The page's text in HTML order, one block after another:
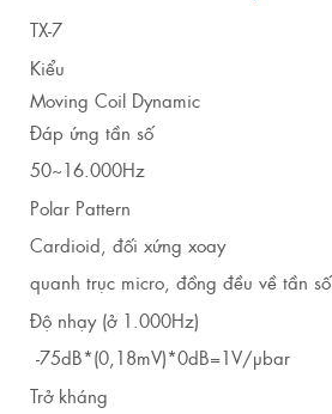
TX-7
Kiểu
Moving Coil Dynamic
Đáp ứng tần số
50~16.000Hz
Polar Pattern
Cardioid, đối xứng xoay
quanh trục micro, đồng đều về tần số
Độ nhạy (ở 1.000Hz)
-75dB*(0,18mV)*0dB=1V/μbar
Trở kháng